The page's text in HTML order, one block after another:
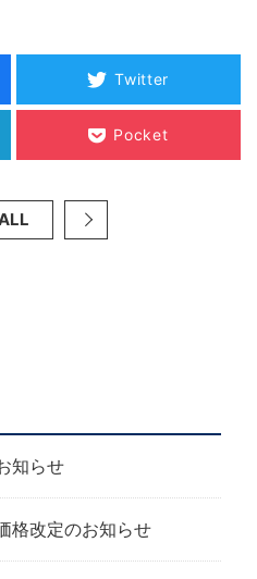
Twitter
Pocket
知らせ
格改定のお知らせ